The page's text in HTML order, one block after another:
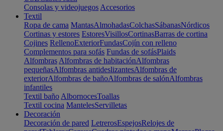
Consolas y videojuegos Accesorios
Textil
Ropa de cama MantasAlmohadasColchasSábanasNórdicos
Cortinas y estores EstoresVisillosCortinasBarras de cortina
Cojines RellenoExteriorFundasCojín con relleno
Complementos para sofás Fundas de sofásPlaids
Alfombras Alfombras de habitaciónAlfombras
pequeñasAlfombras antideslizantesAlfombras de
exteriorAlfombras de bañoAlfombras de salónAlfombras
infantiles
Textil baño AlbornocesToallas
Textil cocina MantelesServilletas
Decoración
Decoración de pared LetrerosEspejosRelojes de